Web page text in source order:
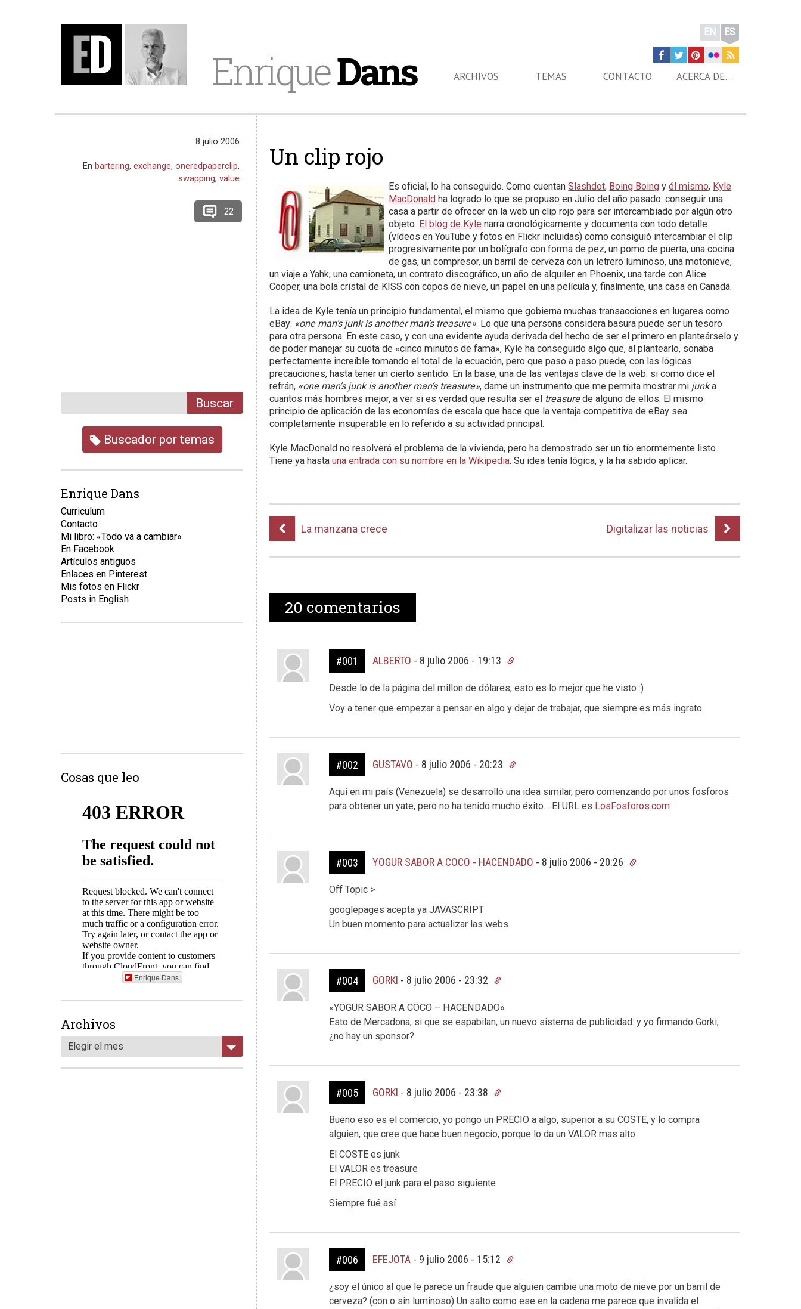
EnriqueDans
EN ES
ARCHIVOS TEMAS CONTACTO ACERCA DE…
Un clip rojo
Es oficial, lo ha conseguido. Como cuentanSlashdot, Boing Boing yél mismo, Kyle
MacDonald ha logrado lo que se propuso en Julio del año pasado: conseguir una
casa a partir de ofrecer en la web un clip rojo para ser intercambiado por algún otro
objeto. El blog de Kyle narra cronológicamente y documenta con todo detalle
(vídeos en YouTube y fotos en Flickr incluidas) como consiguió intercambiar el clip
progresivamente por un bolígrafo con forma de pez, un pomo de puerta, una cocina
de gas, un compresor, un barril de cerveza con un letrero luminoso, una motonieve,
un viaje a Yahk, una camioneta, un contrato discográfico, un año de alquiler en Phoenix, una tarde con Alice
Cooper, una bola cristal de KISS con copos de nieve, un papel en una película y, finalmente, una casa en Canadá.
La idea de Kyle tenía un principio fundamental, el mismo que gobierna muchas transacciones en lugares como
eBay: «one man’s junk is another man’s treasure». Lo que una persona considera basura puede ser un tesoro
para otra persona. En este caso, y con una evidente ayuda derivada del hecho de ser el primero en planteárselo y
de poder manejar su cuota de «cinco minutos de fama», Kyle ha conseguido algo que, al plantearlo, sonaba
perfectamente increíble tomando el total de la ecuación, pero que paso a paso puede, con las lógicas
precauciones, hasta tener un cierto sentido. En la base, una de las ventajas clave de la web: si como dice el
refrán, «one man’s junk is another man’s treasure», dame un instrumento que me permita mostrar mi junka
cuantos más hombres mejor, a ver si es verdad que resulta ser el treasurede alguno de ellos. El mismo
principio de aplicación de las economías de escala que hace que la ventaja competitiva de eBay sea
completamente insuperable en lo referido a su actividad principal.
Kyle MacDonald no resolverá el problema de la vivienda, pero ha demostrado ser un tío enormemente listo.
Tiene ya hastauna entrada con su nombre en la Wikipedia. Su idea tenía lógica, y la ha sabido aplicar.
La manzana crece Digitalizar las noticias
20 comentarios
#001 ALBERTO - 8 julio 2006 - 19:13
Desde lo de la página del millon de dólares, esto es lo mejor que he visto :)
Voy a tener que empezar a pensar en algo y dejar de trabajar, que siempre es más ingrato.
#002 GUSTAVO - 8 julio 2006 - 20:23
Aquí en mi país (Venezuela) se desarrolló una idea similar, pero comenzando por unos fosforos
para obtener un yate, pero no ha tenido mucho éxito… El URL es LosFosforos.com
#003 YOGUR SABOR A COCO - HACENDADO - 8 julio 2006 - 20:26
Off Topic >
googlepages acepta ya JAVASCRIPT
Un buen momento para actualizar las webs
#004 GORKI - 8 julio 2006 - 23:32
«YOGUR SABOR A COCO – HACENDADO»
Esto de Mercadona, si que se espabilan, un nuevo sistema de publicidad. y yo firmando Gorki,
¿no hay un sponsor?
#005 GORKI - 8 julio 2006 - 23:38
Bueno eso es el comercio, yo pongo un PRECIO a algo, superior a su COSTE, y lo compra
alguien, que cree que hace buen negocio, porque lo da un VALOR mas alto
El COSTE es junk
El VALOR es treasure
El PRECIO el junk para el paso siguiente
Siempre fué así
#006 EFEJOTA- 9 julio 2006 - 15:12
¿soy el único al que le parece un fraude que alguien cambie una moto de nieve por un barril de
cerveza? (con o sin luminoso) Un salto como ese en la cadena me parece que invalida el
8 julio 2006
Enbartering,exchange,oneredpaperclip,
swapping,value
22
Buscar
Buscador por temas
Enrique Dans
Curriculum
Contacto
Mi libro: «Todo va a cambiar»
En Facebook
Artículos antiguos
Enlaces en Pinterest
Mis fotos en Flickr
Posts in English
Cosas que leo
Enrique Dans
Archivos
Elegir el mes